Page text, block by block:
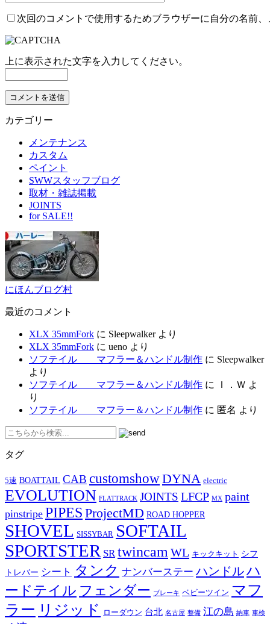
次回のコメントで使用するためブラウザーに自分の名前
上に表示された文字を入力してください。
カテゴリー
メンテナンス
カスタム
ペイント
SWWスタッフブログ
取材・雑誌掲載
JOINTS
for SALE!!
にほんブログ村
最近のコメント
XLX 35mmFork に Sleepwalkerより
XLX 35mmFork に ueno より
ソフテイル マフラー＆ハンドル制作 に Sleepwalker
より
ソフテイル マフラー＆ハンドル制作 に Ｉ．Ｗ よ
り
ソフテイル マフラー＆ハンドル制作 に 匿名 より
タグ
5速 BOATTAIL CAB customshowDYNA electric
EVOLUTION FLATTRACK JOINTS LFCP MX paint
pinstripe PIPES ProjectMD ROAD HOPPER
SHOVEL SISSYBAR SOFTAIL
SPORTSTER SR twincamWL キックキット シフ
トレバー シート タンク ナンバーステー ハンドルハ
ードテイル フェンダー ブレーキ ベビーツイン マフ
ラー リジッド ローダウン 台北 名古屋 整備 江の島 納車 車検